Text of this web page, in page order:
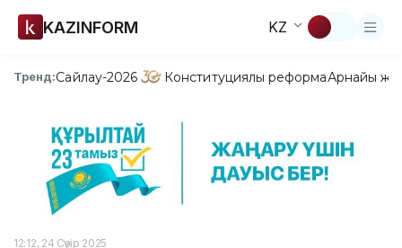
KAZINFORM KZ
Тренд:Сайлау-2026 Конституциялық реформаАрнайы
12:12, 24 Сәуір 2025